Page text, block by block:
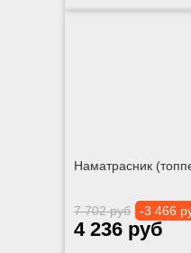
Наматрасник
7 702 руб -3 466
4 236 руб